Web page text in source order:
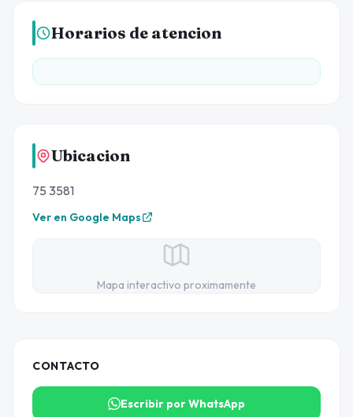
Horarios de atencion
Ubicacion
75 3581
Ver en Google Maps
Mapa interactivo proximamente
CONTACTO
Escribir por WhatsApp